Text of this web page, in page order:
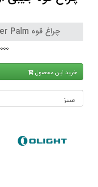
چراغ قوه Olight i3E EOS Summer Palm
خرید این محصول